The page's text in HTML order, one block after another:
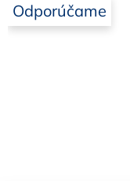
Odporúčame